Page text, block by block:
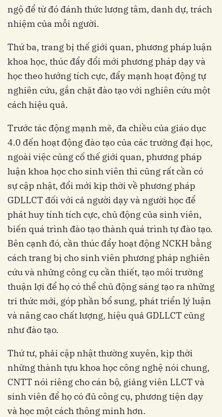
ngộ để từ đó đánh thức lương tâm, danh dự, trách
nhiệm của mỗi người.
Thứ ba, trang bị thế giới quan, phương pháp luận
khoa học, thúc đẩy đổi mới phương pháp dạy và
học theo hướng tích cực, đẩy mạnh hoạt động tự
nghiên cứu, gắn chặt đào tạo với nghiên cứu một
cách hiệu quả.
Trước tác động mạnh mẽ, đa chiều của giáo dục
4.0 đến hoạt động đào tạo của các trường đại học,
ngoài việc củng cố thế giới quan, phương pháp
luận khoa học cho sinh viên thì cũng rất cần có
sự cập nhật, đổi mới kịp thời về phương pháp
GDLLCT đối với cả người dạy và người học để
phát huy tính tích cực, chủ động của sinh viên,
biến quá trình đào tạo thành quá trình tự đào tạo.
Bên cạnh đó, cần thúc đẩy hoạt động NCKH bằng
cách trang bị cho sinh viên phương pháp nghiên
cứu và những công cụ cần thiết, tạo môi trường
thuận lợi để họ có thể chủ động sáng tạo ra những
tri thức mới, góp phần bổ sung, phát triển lý luận
và nâng cao chất lượng, hiệu quả GDLLCT cũng
như đào tạo.
Thứ tư, phải cập nhật thường xuyên, kịp thời
những thành tựu khoa học công nghệ nói chung,
CNTT nói riêng cho cán bộ, giảng viên LLCT và
sinh viên để họ có đủ công cụ, phương tiện dạy
và học một cách thông minh hơn.